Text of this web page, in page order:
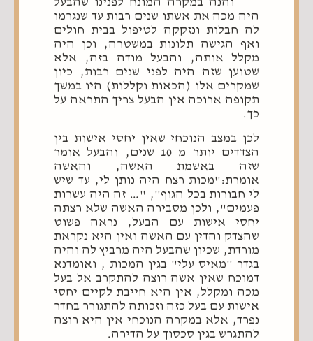
היה מכה את אשתו שנים רבות עד שנגרמו
לה חבלות ונזקקה לטיפול בבית חולים
ואף הגישה תלונות במשטרה, וכן היה
מקלל אותה, והבעל מודה בזה, אלא
שטוען שזה היה לפני שנים רבות, כיון
שמקרים אלו (הכאות וקללות) היו במשך
תקופה ארוכה אין הבעל צריך התראה על
כך.
לכן במצב הנוכחי שאין יחסי אישות בין
הצדדים יותר מ 10 שנים, והבעל אומר
שזה באשמת האשה, והאשה
אומרת:"מכות רצח היה נותן לי, עד שיש
לי חבורות בכל הגוף", "… זה היה עשרות
פעמים", ולכן מסבירה האשה שלא רצתה
יחסי אישות עם הבעל, נראה פשוט
שהצדק והדין עם האשה ואין היא נקראת
מורדת, שכיון שהבעל היה מרביץ לה והיה
בגדר "מאיס עלי" בגין המכות , ואומדנא
דמוכח שאין אשה רוצה להתקרב אל בעל
מכה ומקלל, אין היא חייבת לקיים יחסי
אישות עם בעל כזה וזכותה להתגורר בחדר
נפרד, אלא במקרה הנוכחי אין היא רוצה
להתגרש בגין סכסוך על הדירה.